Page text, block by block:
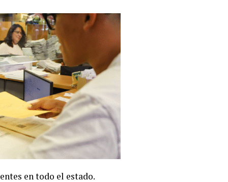
en todo el estado.